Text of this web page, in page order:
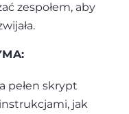
zespołem, aby
pełen skrypt
jak